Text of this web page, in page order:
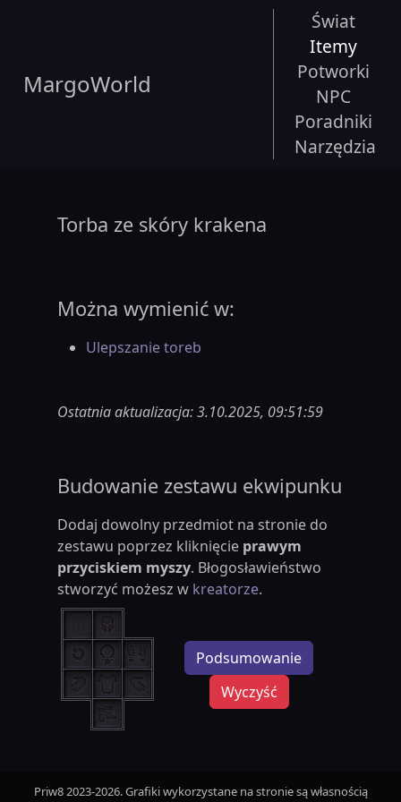
MargoWorld
Świat
Itemy
Potworki
NPC
Poradniki
Narzędzia
Torba ze skóry krakena
Można wymienić w:
Ulepszanie toreb
Ostatnia aktualizacja: 3.10.2025, 09:51:59
Budowanie zestawu ekwipunku
Dodaj dowolny przedmiot na stronie do
zestawu poprzez kliknięcie prawym
przyciskiem myszy. Błogosławieństwo
stworzyć możesz w kreatorze.
Podsumowanie
Wyczyść
Priw8 2023-2026. Grafiki wykorzystane na stronie są własnością